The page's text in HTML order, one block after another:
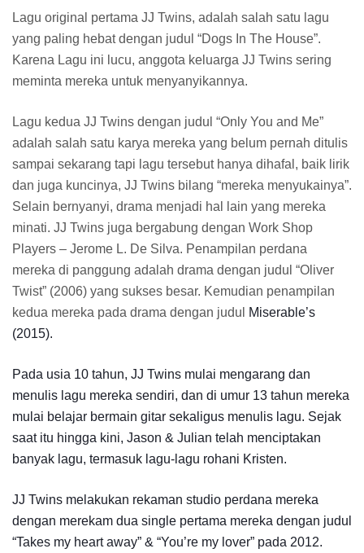
Lagu original pertama JJ Twins, adalah salah satu lagu
yang paling hebat dengan judul “Dogs In The House”.
Karena Lagu ini lucu, anggota keluarga JJ Twins sering
meminta mereka untuk menyanyikannya.
Lagu kedua JJ Twins dengan judul “Only You and Me”
adalah salah satu karya mereka yang belum pernah ditulis
sampai sekarang tapi lagu tersebut hanya dihafal, baik lirik
dan juga kuncinya, JJ Twins bilang “mereka menyukainya”.
Selain bernyanyi, drama menjadi hal lain yang mereka
minati. JJ Twins juga bergabung dengan Work Shop
Players – Jerome L. De Silva. Penampilan perdana
mereka di panggung adalah drama dengan judul “Oliver
Twist” (2006) yang sukses besar. Kemudian penampilan
kedua mereka pada drama dengan judul
Miserable’s
(2015).
Pada usia 10 tahun, JJ Twins mulai mengarang dan
menulis lagu mereka sendiri, dan di umur 13 tahun mereka
mulai belajar bermain gitar sekaligus menulis lagu. Sejak
saat itu hingga kini, Jason & Julian telah menciptakan
banyak lagu, termasuk lagu-lagu rohani Kristen.
JJ Twins melakukan rekaman studio perdana mereka
dengan merekam dua single pertama mereka dengan judul
“Takes my heart away” & “You’re my lover” pada 2012.